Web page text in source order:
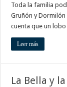
Toda la familia
Gruñón y
cuenta que un lobo
Leer más
La Bella y